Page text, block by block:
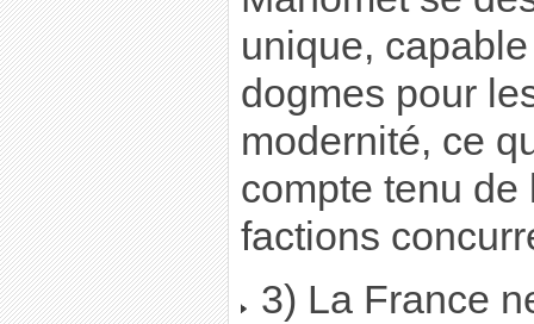
unique,
dogmes pour
modernité, ce
compte tenu
factions
3) La France